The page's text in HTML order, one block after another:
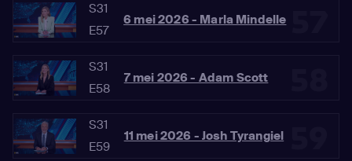
S31
E57
6 mei 2026 - Marla Mindelle
S31
E58
7 mei 2026 - Adam Scott
S31
E59
11 mei 2026 - Josh Tyrangiel